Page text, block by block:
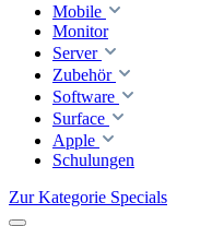
Mobile
Monitor
Server
Zubehör
Software
Surface
Apple
Schulungen
Zur Kategorie Specials